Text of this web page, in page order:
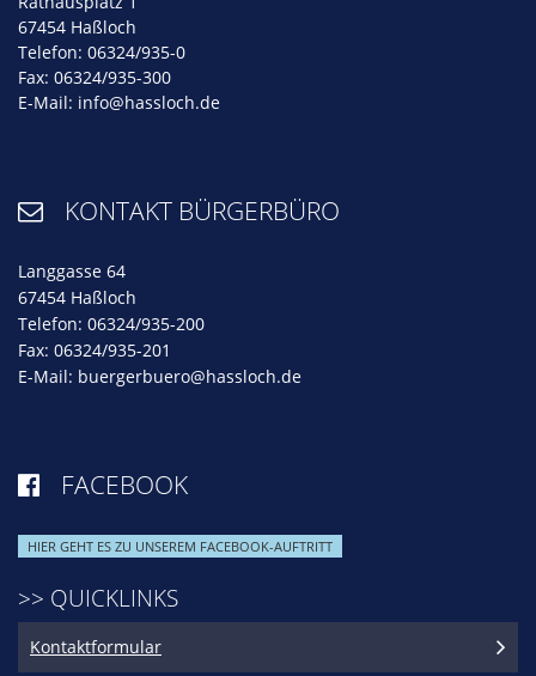
67454 Haßloch
Telefon: 06324/935-0
Fax: 06324/935-300
E-Mail: info@hassloch.de
 KONTAKT BÜRGERBÜRO
Langgasse 64
67454 Haßloch
Telefon: 06324/935-200
Fax: 06324/935-201
E-Mail: buergerbuero@hassloch.de
 FACEBOOK
HIER GEHT ES ZU UNSEREM FACEBOOK-AUFTRITT
>> QUICKLINKS
Kontaktformular